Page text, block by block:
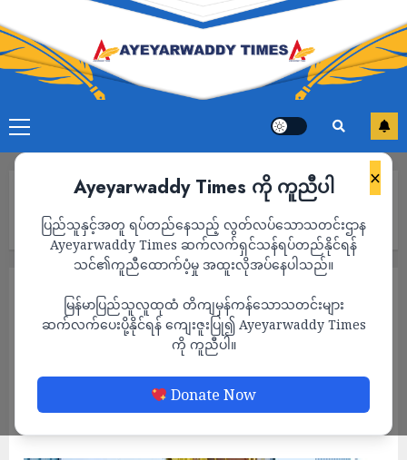
×
Ayeyarwaddy Times ကို ကူညီပါ
ပြည်သူနှင့်အတူ ရပ်တည်နေသည့် လွတ်လပ်သောသတင်းဌာန
Ayeyarwaddy Times ဆက်လက်ရှင်သန်ရပ်တည်နိုင်ရန်
သင်၏ကူညီထောက်ပံ့မှု အထူးလိုအပ်နေပါသည်။
မြန်မာပြည်သူလူထုထံ တိကျမှန်ကန်သောသတင်းများ
ဆက်လက်ပေးပို့နိုင်ရန် ကျေးဇူးပြု၍ Ayeyarwaddy Times
ကို ကူညီပါ။
Donate Now
မြင့် မီးလောင်ဗုံး အသုံးပြုခဲ့ဟု HRW ပြော
မြန်မာစစ်တပ်က ပဇီကြီးရွာကို လေကြောင်း
တိုက်ခိုက်ရာမှာ ပြင်းအားမြင့် မီးလောင်ဗုံး
အသုံးပြုခဲ့ဟု HRW ပြော
ADMIN MAY 10, 2023